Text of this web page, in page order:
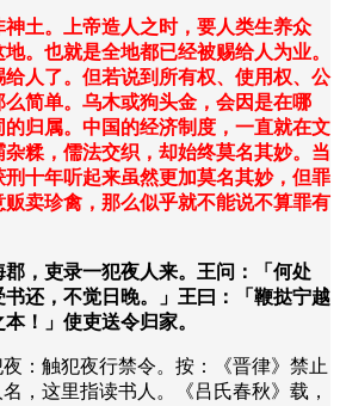
土。上帝造人之时，要人类生养众
。也就是全地都已经被赐给人为业。
人了。但若说到所有权、使用权、公
简单。乌木或狗头金，会因是在哪
归属。中国的经济制度，一直就在文
糅，儒法交织，却始终莫名其妙。当
十年听起来虽然更加莫名其妙，但罪
卖珍禽，那么似乎就不能说不算罪有
，吏录一犯夜人来。王问：「何处
还，不觉日晚。」王曰：「鞭挞宁越
！」使吏送令归家。
：触犯夜行禁令。按：《晋律》禁止
，这里指读书人。《吕氏春秋》载，